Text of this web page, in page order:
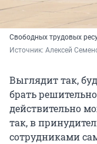
Свободных трудовых
Источник: Алексей
Выглядит так,
брать
действительно
так, в
сотрудниками